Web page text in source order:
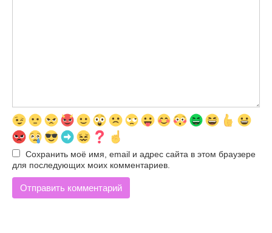
Сохранить моё имя, email и адрес сайта в этом браузере
для последующих моих комментариев.